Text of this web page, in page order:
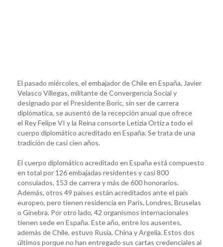
El pasado miércoles, el embajador de Chile en España, Javier
Velasco Villegas, militante de Convergencia Social y
designado por el Presidente Boric, sin ser de carrera
diplómatica, se ausentó de la recepción anual que ofrece
el Rey Felipe VI y la Reina consorte Letizia Ortiz a todo el
cuerpo diplomático acreditado en España. Se trata de una
tradición de casi cien años.
El cuerpo diplomático acreditado en España está compuesto
en total por 126 embajadas residentes y casi 800
consulados, 153 de carrera y más de 600 honorarios.
Además, otros 49 países están acreditados ante el país
europeo, pero tienen residencia en París, Londres, Bruselas
o Ginebra. Por otro lado, 42 organismos internacionales
tienen sede en España. Este año, entre los ausentes,
además de Chile, estuvo Rusia, China y Argelia. Estos dos
últimos porque no han entregado sus cartas credenciales al